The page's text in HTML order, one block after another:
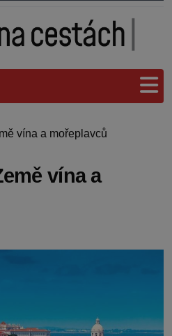
vína a mořeplavců
vína a